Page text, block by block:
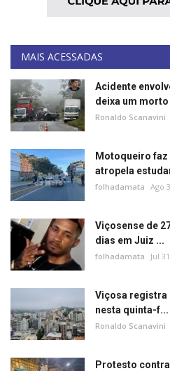
MAIS ACESSADAS
Acidente
deixa um morto
Ronaldo Scanavini
Motoqueiro
atropela
folhadamata Ago
Viçosense de
dias em Juiz ...
folhadamata Jul
Viçosa registra
nesta quinta-f...
Ronaldo Scanavini
Protesto